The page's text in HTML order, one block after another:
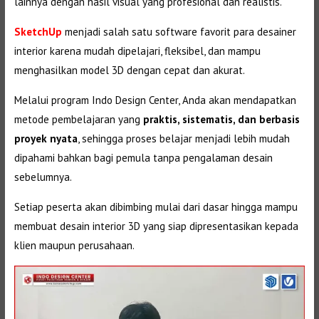
SketchUp menjadi salah satu software favorit para desainer
interior karena mudah dipelajari, fleksibel, dan mampu
menghasilkan model 3D dengan cepat dan akurat.
Melalui program Indo Design Center, Anda akan mendapatkan
metode pembelajaran yang praktis, sistematis, dan berbasis
proyek nyata, sehingga proses belajar menjadi lebih mudah
dipahami bahkan bagi pemula tanpa pengalaman desain
sebelumnya.
Setiap peserta akan dibimbing mulai dari dasar hingga mampu
membuat desain interior 3D yang siap dipresentasikan kepada
klien maupun perusahaan.